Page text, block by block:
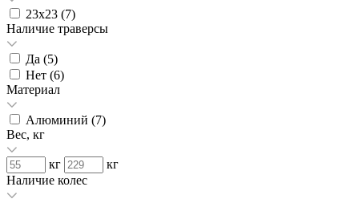
23х23 (7)
Наличие траверсы
Да (5)
Нет (6)
Материал
Алюминий (7)
Вес, кг
кг
кг
Наличие колес